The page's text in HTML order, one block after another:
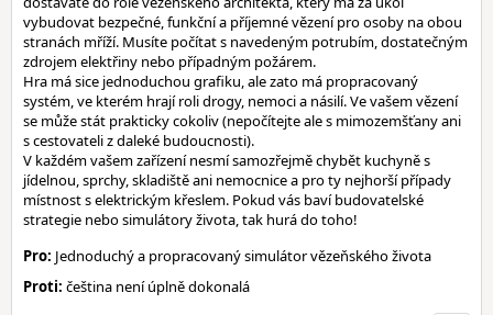
vybudovat bezpečné, funkční a příjemné vězení pro osoby na obou
stranách mříží. Musíte počítat s navedeným potrubím, dostatečným
zdrojem elektřiny nebo případným požárem.
Hra má sice jednoduchou grafiku, ale zato má propracovaný
systém, ve kterém hrají roli drogy, nemoci a násilí. Ve vašem vězení
se může stát prakticky cokoliv (nepočítejte ale s mimozemšťany ani
s cestovateli z daleké budoucnosti).
V každém vašem zařízení nesmí samozřejmě chybět kuchyně s
jídelnou, sprchy, skladiště ani nemocnice a pro ty nejhorší případy
místnost s elektrickým křeslem. Pokud vás baví budovatelské
strategie nebo simulátory života, tak hurá do toho!
Pro: Jednoduchý a propracovaný simulátor vězeňského života
Proti: čeština není úplně dokonalá